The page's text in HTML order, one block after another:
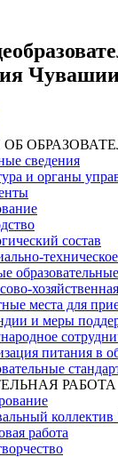
сведения
и органы
состав
места для
и меры
питания в
РАБОТА
работа